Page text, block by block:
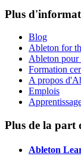
Plus
Blog
Ableton for
Ableton pour
Formation
A propos
Emplois
Plus de la part
Ableton